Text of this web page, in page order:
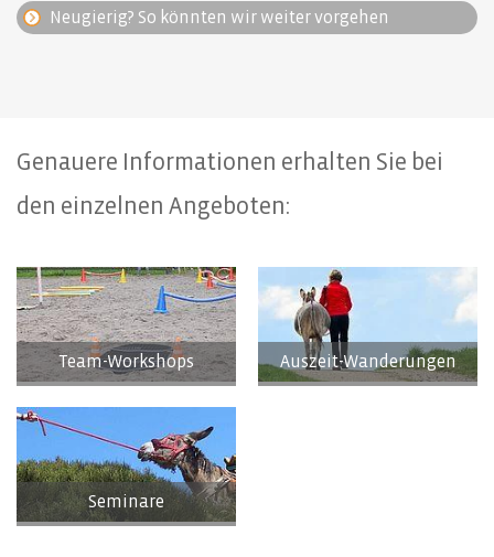
Neugierig? So könnten wir weiter vorgehen
Genauere Informationen erhalten Sie bei
den einzelnen Angeboten:
Team-Workshops Auszeit-Wanderungen
Seminare